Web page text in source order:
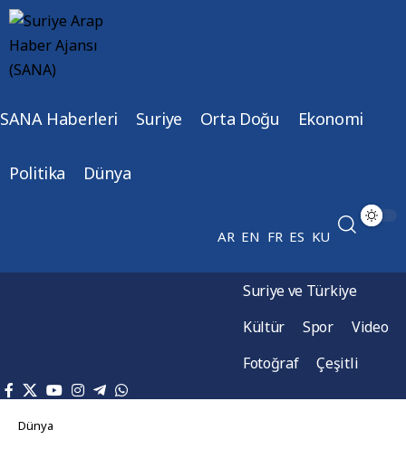
SANA Haberleri Suriye Orta Doğu Ekonomi
Politika Dünya
AR EN FR ES KU
Suriye ve Türkiye
Kültür
Spor
Video
Fotoğraf
Çeşitli
Dünya